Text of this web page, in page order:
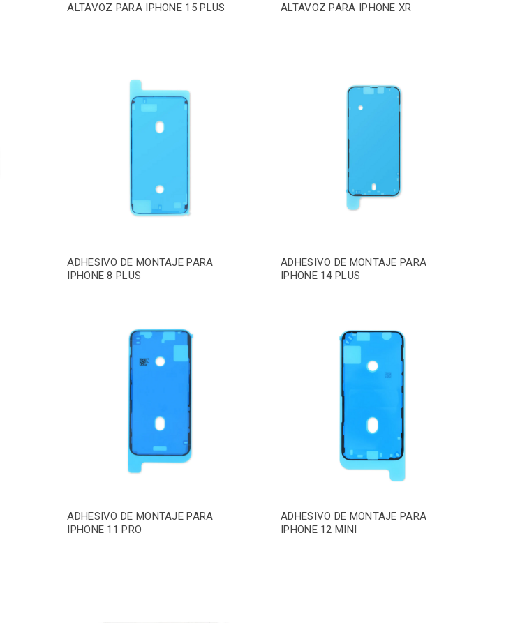
ALTAVOZ PARA IPHONE 15 PLUS ALTAVOZ PARA IPHONE XR
ADHESIVO DE MONTAJE PARA
IPHONE 8 PLUS
ADHESIVO DE MONTAJE PARA
IPHONE 14 PLUS
ADHESIVO DE MONTAJE PARA
IPHONE 11 PRO
ADHESIVO DE MONTAJE PARA
IPHONE 12 MINI